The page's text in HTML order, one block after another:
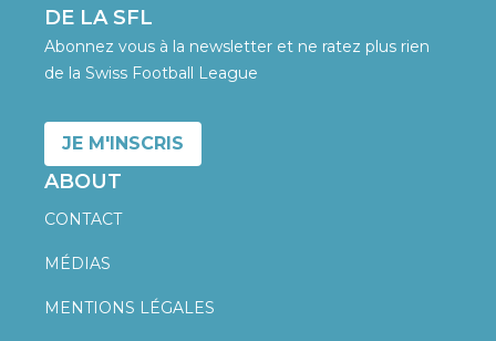
DE LA SFL
Abonnez vous à la newsletter et ne ratez plus rien
de la Swiss Football League
JE M'INSCRIS
ABOUT
CONTACT
MÉDIAS
MENTIONS LÉGALES